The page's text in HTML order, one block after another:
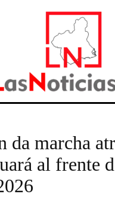
da marcha
al frente